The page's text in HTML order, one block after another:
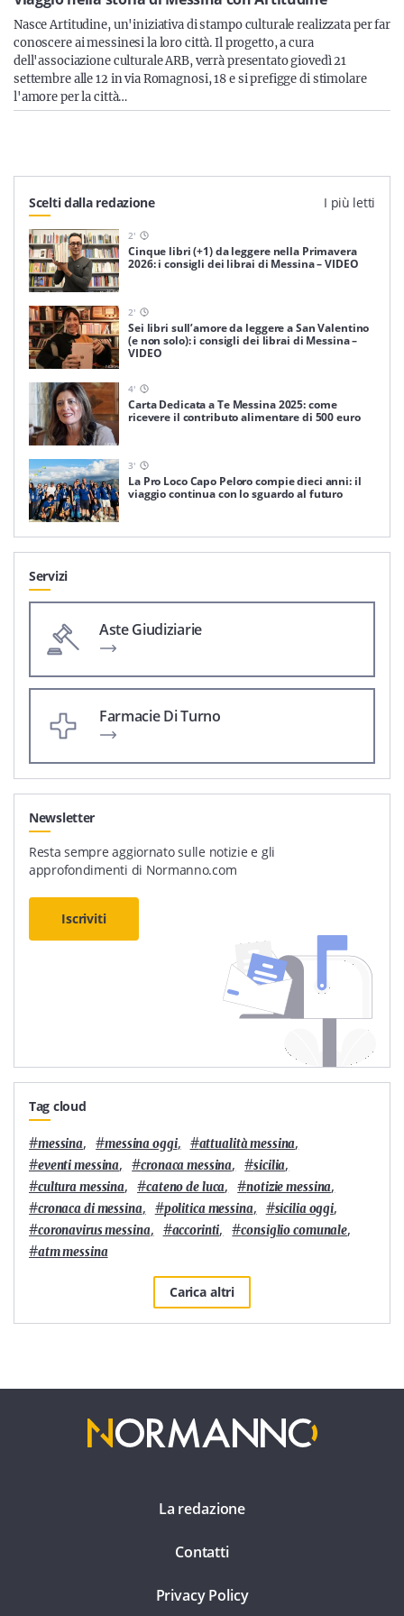
Servizi
Resta sempre aggiornato con le ultime news, iscriviti alla
nostra newsletter
Iscriviti
Nasce Artitudine, un'iniziativa di stampo culturale realizzata per far
conoscere ai messinesi la loro città. Il progetto, a cura
dell'associazione culturale ARB, verrà presentato giovedì 21
settembre alle 12 in via Romagnosi, 18 e si prefigge di stimolare
l'amore per la città…
Scelti dalla redazione I più letti
2'
Cinque libri (+1) da leggere nella Primavera
2026: i consigli dei librai di Messina – VIDEO
2'
Sei libri sull’amore da leggere a San Valentino
(e non solo): i consigli dei librai di Messina –
VIDEO
4'
Carta Dedicata a Te Messina 2025: come
ricevere il contributo alimentare di 500 euro
3'
La Pro Loco Capo Peloro compie dieci anni: il
viaggio continua con lo sguardo al futuro
Servizi
Aste Giudiziarie
Farmacie Di Turno
Newsletter
Resta sempre aggiornato sulle notizie e gli
approfondimenti di Normanno.com
Iscriviti
Tag cloud
#messina, #messina oggi, #attualità messina,
#eventi messina, #cronaca messina, #sicilia,
#cultura messina, #cateno de luca, #notizie messina,
#cronaca di messina, #politica messina, #sicilia oggi,
#coronavirus messina, #accorinti, #consiglio comunale,
#atm messina
Carica altri
La redazione
Contatti
Privacy Policy